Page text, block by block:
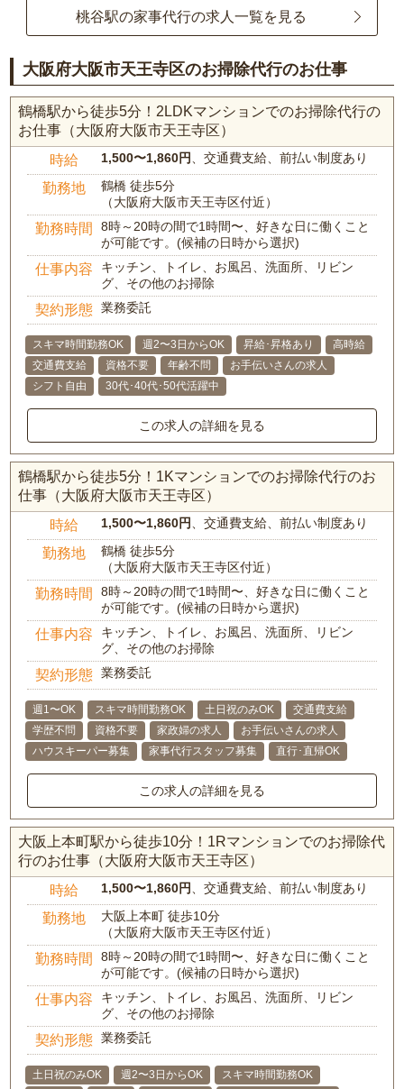
桃谷駅の家事代行の求人一覧を見る
大阪府大阪市天王寺区のお掃除代行のお仕事
鶴橋駅から徒歩5分！2LDKマンションでのお掃除代行の
お仕事（大阪府大阪市天王寺区）
時給 1,500〜1,860円 、交通費支給、前払い制度あり
勤務地
鶴橋 徒歩5分
（大阪府大阪市天王寺区付近）
勤務時間
8時～20時の間で1時間〜、好きな日に働くこと
が可能です。(候補の日時から選択)
仕事内容
キッチン、トイレ、お風呂、洗面所、リビン
グ、その他のお掃除
契約形態 業務委託
スキマ時間勤務OK 週2〜3日からOK 昇給･昇格あり
高時給
交通費支給
資格不要 年齢不問
お手伝いさんの求人
シフト自由
30代･40代･50代活躍中
この求人の詳細を見る
鶴橋駅から徒歩5分！1Kマンションでのお掃除代行のお
仕事（大阪府大阪市天王寺区）
時給 1,500〜1,860円 、交通費支給、前払い制度あり
勤務地
鶴橋 徒歩5分
（大阪府大阪市天王寺区付近）
勤務時間
8時～20時の間で1時間〜、好きな日に働くこと
が可能です。(候補の日時から選択)
仕事内容
キッチン、トイレ、お風呂、洗面所、リビン
グ、その他のお掃除
契約形態 業務委託
週1〜OK スキマ時間勤務OK 土日祝のみOK
交通費支給
学歴不問
資格不要 家政婦の求人
お手伝いさんの求人
ハウスキーパー募集
家事代行スタッフ募集 直行･直帰OK
この求人の詳細を見る
大阪上本町駅から徒歩10分！1Rマンションでのお掃除代
行のお仕事（大阪府大阪市天王寺区）
時給 1,500〜1,860円 、交通費支給、前払い制度あり
勤務地
大阪上本町 徒歩10分
（大阪府大阪市天王寺区付近）
勤務時間
8時～20時の間で1時間〜、好きな日に働くこと
が可能です。(候補の日時から選択)
仕事内容
キッチン、トイレ、お風呂、洗面所、リビン
グ、その他のお掃除
契約形態 業務委託
土日祝のみOK 週2〜3日からOK スキマ時間勤務OK